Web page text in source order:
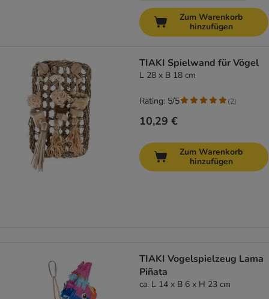
Zum Warenkorb
hinzufügen
TIAKI Spielwand für Vögel
L 28 x B 18 cm
10,29 €
Rating: 5/5 (2)
Zum Warenkorb
hinzufügen
TIAKI Vogelspielzeug Lama
Piñata
ca. L 14 x B 6 x H 23 cm